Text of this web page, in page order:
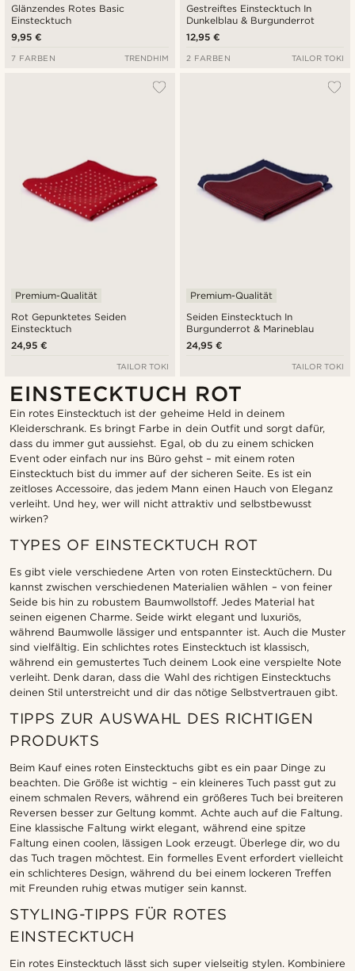
Glänzendes Rotes Basic
Einstecktuch
9,95 €
7 FARBEN TRENDHIM
Gestreiftes Einstecktuch In
Dunkelblau & Burgunderrot
12,95 €
2 FARBEN TAILOR TOKI
Rot Gepunktetes Seiden
Einstecktuch
Premium-Qualität
24,95 €
TAILOR TOKI
Seiden Einstecktuch In
Burgunderrot & Marineblau
Premium-Qualität
24,95 €
TAILOR TOKI
EINSTECKTUCH ROT
Ein rotes Einstecktuch ist der geheime Held in deinem
Kleiderschrank. Es bringt Farbe in dein Outfit und sorgt dafür,
dass du immer gut aussiehst. Egal, ob du zu einem schicken
Event oder einfach nur ins Büro gehst – mit einem roten
Einstecktuch bist du immer auf der sicheren Seite. Es ist ein
zeitloses Accessoire, das jedem Mann einen Hauch von Eleganz
verleiht. Und hey, wer will nicht attraktiv und selbstbewusst
wirken?
TYPES OF EINSTECKTUCH ROT
Es gibt viele verschiedene Arten von roten Einstecktüchern. Du
kannst zwischen verschiedenen Materialien wählen – von feiner
Seide bis hin zu robustem Baumwollstoff. Jedes Material hat
seinen eigenen Charme. Seide wirkt elegant und luxuriös,
während Baumwolle lässiger und entspannter ist. Auch die Muster
sind vielfältig. Ein schlichtes rotes Einstecktuch ist klassisch,
während ein gemustertes Tuch deinem Look eine verspielte Note
verleiht. Denk daran, dass die Wahl des richtigen Einstecktuchs
deinen Stil unterstreicht und dir das nötige Selbstvertrauen gibt.
TIPPS ZUR AUSWAHL DES RICHTIGEN
PRODUKTS
Beim Kauf eines roten Einstecktuchs gibt es ein paar Dinge zu
beachten. Die Größe ist wichtig – ein kleineres Tuch passt gut zu
einem schmalen Revers, während ein größeres Tuch bei breiteren
Reversen besser zur Geltung kommt. Achte auch auf die Faltung.
Eine klassische Faltung wirkt elegant, während eine spitze
Faltung einen coolen, lässigen Look erzeugt. Überlege dir, wo du
das Tuch tragen möchtest. Ein formelles Event erfordert vielleicht
ein schlichteres Design, während du bei einem lockeren Treffen
mit Freunden ruhig etwas mutiger sein kannst.
STYLING-TIPPS FÜR ROTES
EINSTECKTUCH
Ein rotes Einstecktuch lässt sich super vielseitig stylen. Kombiniere